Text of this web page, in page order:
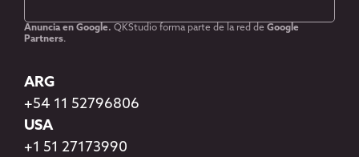
Anuncia en Google. QKStudio forma parte de la red de Google
Partners.
ARG
+54 11 52796806
USA
+1 51 27173990